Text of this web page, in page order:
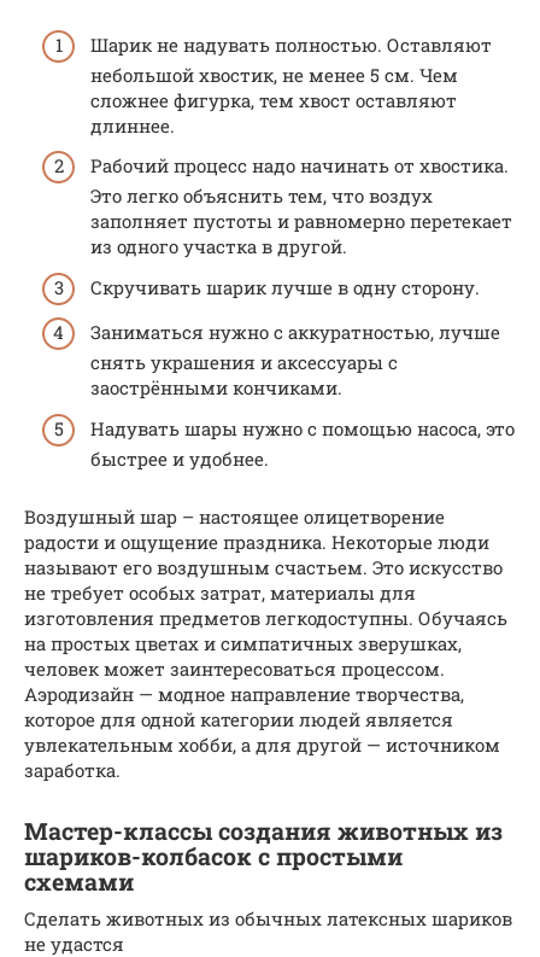
Шарик не надувать полностью. Оставляют
небольшой хвостик, не менее 5 см. Чем
сложнее фигурка, тем хвост оставляют
длиннее.
Рабочий процесс надо начинать от хвостика.
Это легко объяснить тем, что воздух
заполняет пустоты и равномерно перетекает
из одного участка в другой.
Скручивать шарик лучше в одну сторону.
Заниматься нужно с аккуратностью, лучше
снять украшения и аксессуары с
заострёнными кончиками.
Надувать шары нужно с помощью насоса, это
быстрее и удобнее.
Воздушный шар – настоящее олицетворение
радости и ощущение праздника. Некоторые люди
называют его воздушным счастьем. Это искусство
не требует особых затрат, материалы для
изготовления предметов легкодоступны. Обучаясь
на простых цветах и симпатичных зверушках,
человек может заинтересоваться процессом.
Аэродизайн — модное направление творчества,
которое для одной категории людей является
увлекательным хобби, а для другой — источником
заработка.
Мастер-классы создания животных из
шариков-колбасок с простыми
схемами
Сделать животных из обычных латексных шариков
не удастся